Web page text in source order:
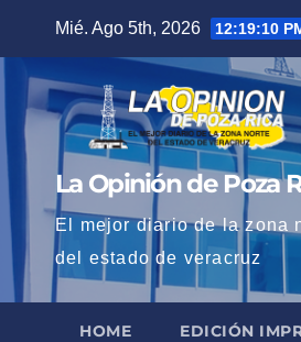
contenido
Mié. Ago 5th, 2026 12:19:11
La Opinión de Poza
El mejor diario de la zona
del estado de veracruz
HOME EDICIÓN